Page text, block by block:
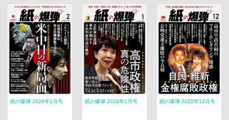
紙の爆弾 2026年2月号 紙の爆弾 2026年1月号 紙の爆弾 2025年12月号